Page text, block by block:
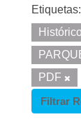
Etiquetas:
PDF
Filtrar